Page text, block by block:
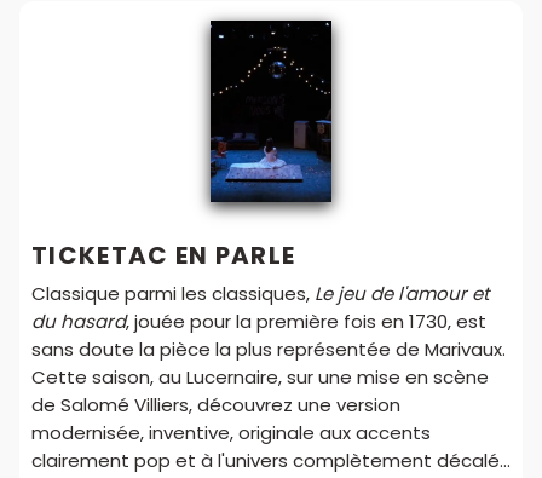
TICKETAC EN PARLE
Classique parmi les classiques, Le jeu de l'amour et
du hasard, jouée pour la première fois en 1730, est
sans doute la pièce la plus représentée de Marivaux.
Cette saison, au Lucernaire, sur une mise en scène
de Salomé Villiers, découvrez une version
modernisée, inventive, originale aux accents
clairement pop et à l'univers complètement décalé...